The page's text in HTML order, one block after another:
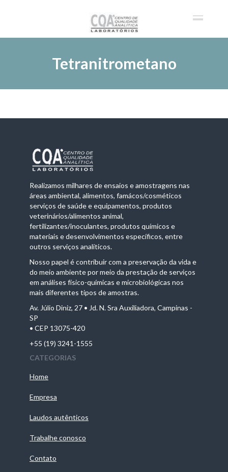
Tetranitrometano
Realizamos milhares de ensaios e amostragens nas
áreas ambiental, alimentos, famácos/cosméticos
serviços de saúde e equipamentos, produtos
veterinários/alimentos animal,
fertilizantes/inoculantes, produtos químicos e
materiais e desenvolvimentos específicos, entre
outros serviços analíticos.
Nosso papel é contribuir com a preservação da vida e
do meio ambiente por meio da prestação de serviços
em análises físico-químicas e microbiológicas nos
mais diferentes tipos de amostras.
Av. Júlio Diniz, 27 • Jd. N. Sra Auxiliadora, Campinas -
SP
• CEP 13075-420
+55 (19) 3241-1555
CATEGORIAS
Home
Empresa
Laudos autênticos
Trabalhe conosco
Contato